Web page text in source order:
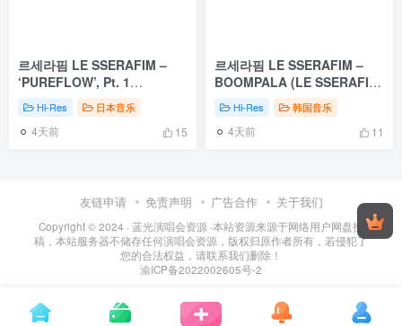
르세라핌 LE SSERAFIM –
‘PUREFLOW’, Pt. 1
[2026.05.22] [24Bit/44.1kHz]
[Hi-Res Flac 316MB]
Hi-Res 日本音乐
4天前 15
르세라핌 LE SSERAFIM –
BOOMPALA (LE SSERAFIM
Packages) [2026.05.25]
[24Bit/44.1kHz] [Hi-Res Flac
206MB]
Hi-Res 韩国音乐
4天前 11
友链申请 免责声明 广告合作 关于我们
Copyright © 2024 · 蓝光演唱会资源 ·本站资源来源于网络用户网盘投
稿，本站服务器不储存任何演唱会资源，版权归原作者所有，若侵犯了
您的合法权益，请联系我们删除！
渝ICP备2022002605号-2